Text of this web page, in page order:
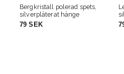
spets,
Lepidolit polerad spets,
silverpläterat hänge